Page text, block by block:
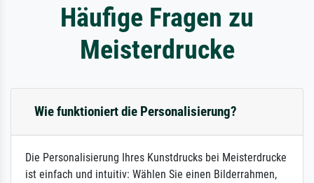
Häufige Fragen zu
Meisterdrucke
Wie funktioniert die Personalisierung?
Die Personalisierung Ihres Kunstdrucks bei Meisterdrucke
ist einfach und intuitiv: Wählen Sie einen Bilderrahmen,